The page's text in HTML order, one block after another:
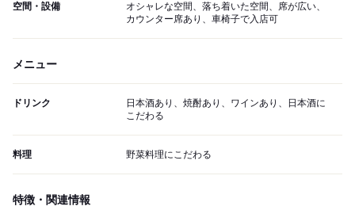
空間・設備
オシャレな空間、落ち着いた空間、席が広い、
カウンター席あり、車椅子で入店可
メニュー
ドリンク
日本酒あり、焼酎あり、ワインあり、日本酒に
こだわる
料理 野菜料理にこだわる
特徴・関連情報